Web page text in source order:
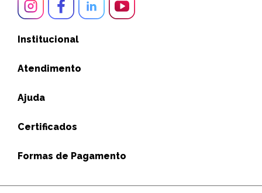
Institucional
Atendimento
Ajuda
Certificados
Formas de Pagamento